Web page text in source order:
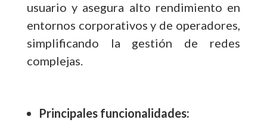
usuario y asegura alto rendimiento en
entornos corporativos y de operadores,
simplificando la gestión de redes
complejas.
Principales funcionalidades: